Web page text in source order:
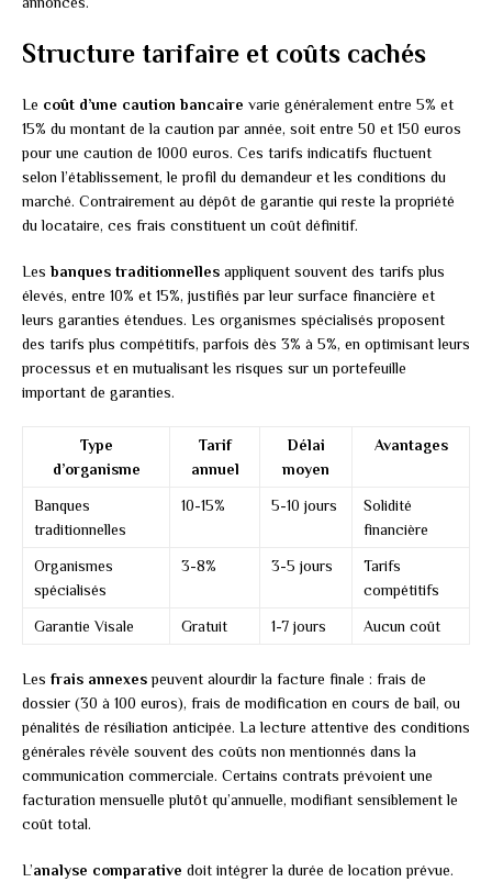
Structure tarifaire et coûts cachés
Le coût d’une caution bancaire varie généralement entre 5% et
15% du montant de la caution par année, soit entre 50 et 150 euros
pour une caution de 1000 euros. Ces tarifs indicatifs fluctuent
selon l’établissement, le profil du demandeur et les conditions du
marché. Contrairement au dépôt de garantie qui reste la propriété
du locataire, ces frais constituent un coût définitif.
Lesbanques traditionnelles appliquent souvent des tarifs plus
élevés, entre 10% et 15%, justifiés par leur surface financière et
leurs garanties étendues. Les organismes spécialisés proposent
des tarifs plus compétitifs, parfois dès 3% à 5%, en optimisant leurs
processus et en mutualisant les risques sur un portefeuille
important de garanties.
Type
d’organisme
Tarif
annuel
Délai
moyen
Avantages
Banques
traditionnelles
10-15% 5-10 jours
Solidité
financière
Organismes
spécialisés
3-8% 3-5 jours
Tarifs
compétitifs
Garantie Visale Gratuit 1-7 jours Aucun coût
Les frais annexespeuvent alourdir la facture finale : frais de
dossier (30 à 100 euros), frais de modification en cours de bail, ou
pénalités de résiliation anticipée. La lecture attentive des conditions
générales révèle souvent des coûts non mentionnés dans la
communication commerciale. Certains contrats prévoient une
facturation mensuelle plutôt qu’annuelle, modifiant sensiblement le
coût total.
L’analyse comparative doit intégrer la durée de location prévue.